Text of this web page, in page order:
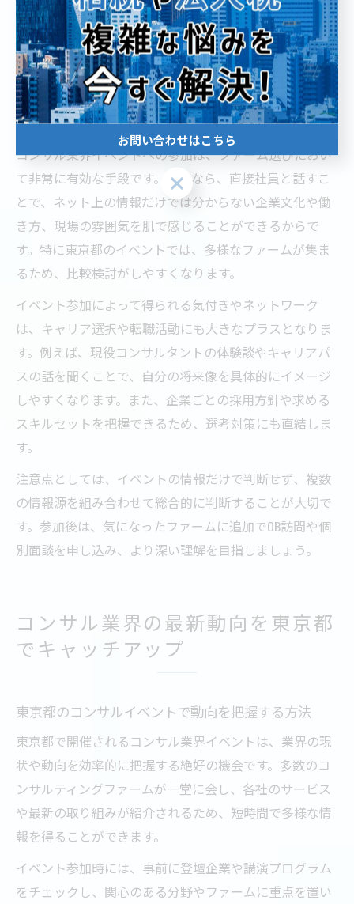
また、イベントで得た情報は、自分なりに整理し直すこ
とも重要です。複数の企業から聞いた内容を比較表にま
とめたり、現役社員のコメントを記録しておくことで、
後から企業選びや面接対策に役立てることができます。
イベント参加がコンサル選びに役立つ理由
コンサル業界イベントへの参加は、ファーム選びにおい
て非常に有効な手段です。なぜなら、直接社員と話すこ
とで、ネット上の情報だけでは分からない企業文化や働
き方、現場の雰囲気を肌で感じることができるからで
す。特に東京都のイベントでは、多様なファームが集ま
るため、比較検討がしやすくなります。
イベント参加によって得られる気付きやネットワーク
は、キャリア選択や転職活動にも大きなプラスとなりま
す。例えば、現役コンサルタントの体験談やキャリアパ
スの話を聞くことで、自分の将来像を具体的にイメージ
しやすくなります。また、企業ごとの採用方針や求める
スキルセットを把握できるため、選考対策にも直結しま
す。
注意点としては、イベントの情報だけで判断せず、複数
の情報源を組み合わせて総合的に判断することが大切で
す。参加後は、気になったファームに追加でOB訪問や個
別面談を申し込み、より深い理解を目指しましょう。
コンサル業界の最新動向を東京都
でキャッチアップ
東京都のコンサルイベントで動向を把握する方法
東京都で開催されるコンサル業界イベントは、業界の現
状や動向を効率的に把握する絶好の機会です。多数のコ
ンサルティングファームが一堂に会し、各社のサービス
や最新の取り組みが紹介されるため、短時間で多様な情
報を得ることができます。
イベント参加時には、事前に登壇企業や講演プログラム
をチェックし、関心のある分野やファームに重点を置い
お問い合わせはこちら
お問い合わせはこちら